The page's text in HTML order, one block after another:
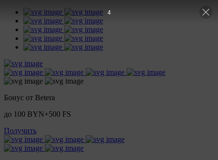
Бонус от Betera
до 100 BYN+500 FS
Получить
2